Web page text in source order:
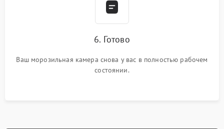
6. Готово
Ваш морозильная камера снова у вас в полностью рабочем
состоянии.